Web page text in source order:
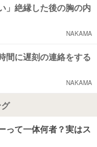
」絶縁した後の胸の内
NAKAMA
間に遅刻の連絡をする
NAKAMA
って一体何者？実はス